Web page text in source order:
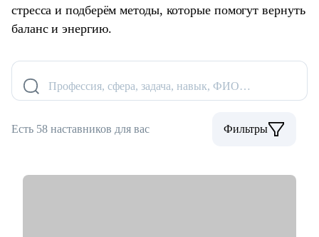
стресса и подберём методы, которые помогут вернуть
баланс и энергию.
Профессия, сфера, задача, навык, ФИО…
Есть 58 наставников для вас Фильтры